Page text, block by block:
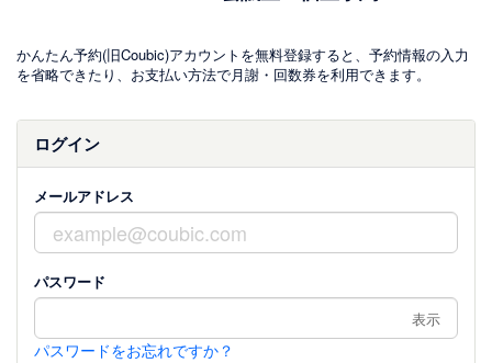
かんたん予約(旧Coubic)アカウントを無料登録すると、予約情報の入力
を省略できたり、お支払い方法で月謝・回数券を利用できます。
ログイン
メールアドレス
パスワード
表示
パスワードをお忘れですか？